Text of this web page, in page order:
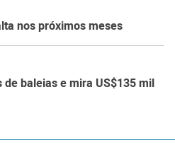
nos próximos meses
baleias e mira US$135 mil